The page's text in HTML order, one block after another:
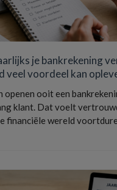
je bankrekening
veel voordeel kan
openen ooit een
klant. Dat voelt
financiële wereld